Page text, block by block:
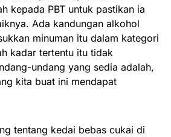
kepada PBT untuk pastikan ia
Ada kandungan alkohol
minuman itu dalam kategori
kadar tertentu itu tidak
undang yang sedia adalah,
kita buat ini mendapat
tentang kedai bebas cukai di